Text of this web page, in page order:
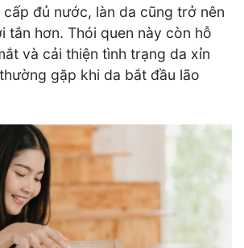
đủ nước, làn da cũng trở nên
tắn hơn. Thói quen này còn hỗ
và cải thiện tình trạng da xỉn
gặp khi da bắt đầu lão